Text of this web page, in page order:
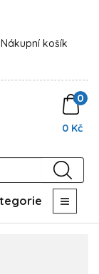
Nákupní košík
0
0 Kč